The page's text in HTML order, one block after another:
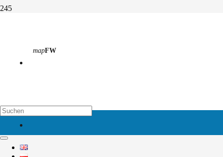
mapFW
Aktivitäten